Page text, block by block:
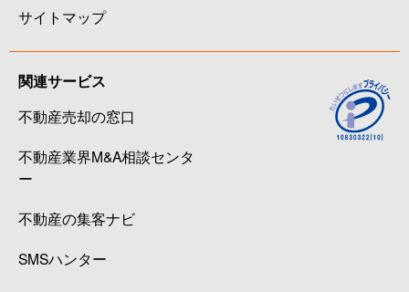
サイトマップ
関連サービス
不動産売却の窓口
不動産業界M&A相談センタ
ー
不動産の集客ナビ
SMSハンター